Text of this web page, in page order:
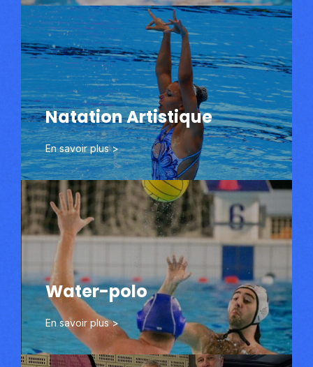
Natation Artistique
En savoir plus >
Natation
Artistique
Découvrir
Water-polo
En savoir plus >
Waterpolo
Découvrir